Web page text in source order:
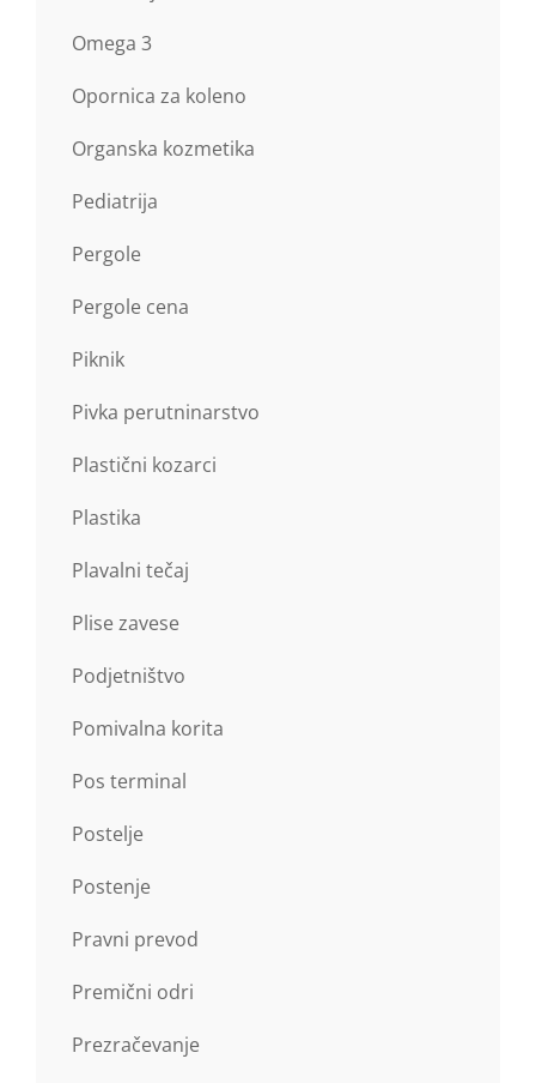
Omega 3
Opornica za koleno
Organska kozmetika
Pediatrija
Pergole
Pergole cena
Piknik
Pivka perutninarstvo
Plastični kozarci
Plastika
Plavalni tečaj
Plise zavese
Podjetništvo
Pomivalna korita
Pos terminal
Postelje
Postenje
Pravni prevod
Premični odri
Prezračevanje